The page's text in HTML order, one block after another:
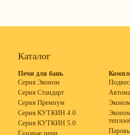
Каталог
Печи для бань
Серия Эконом
Серия Стандарт
Серия Премиум
Серия КУТКИН 4.0
Серия КУТКИН 5.0
Газовые печи